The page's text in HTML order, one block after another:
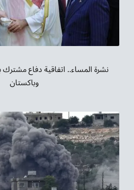
نشرة المساء.. اتفاقية دفاع مشترك
وباكستان